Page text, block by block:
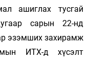
ашиглах тусгай
сарын 22-нд
эзэмших захирамж
ИТХ-д хүсэлт